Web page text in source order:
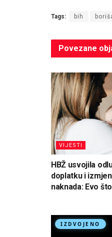
Tags: bih
Povezane
VIJESTI
HBŽ usvojila
doplatku i
naknada: Evo